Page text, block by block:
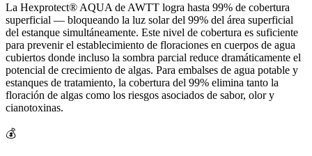
La Hexprotect® AQUA de AWTT logra hasta 99% de cobertura
superficial — bloqueando la luz solar del 99% del área superficial
del estanque simultáneamente. Este nivel de cobertura es suficiente
para prevenir el establecimiento de floraciones en cuerpos de agua
cubiertos donde incluso la sombra parcial reduce dramáticamente el
potencial de crecimiento de algas. Para embalses de agua potable y
estanques de tratamiento, la cobertura del 99% elimina tanto la
floración de algas como los riesgos asociados de sabor, olor y
cianotoxinas.
💰